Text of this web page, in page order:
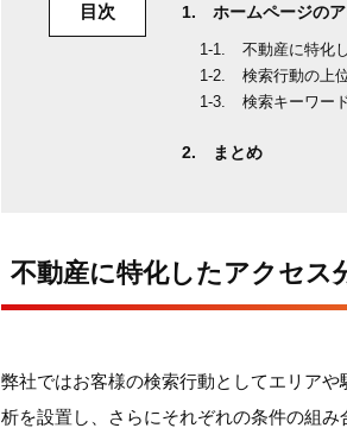
目次 ホームページの
不動産に特化
検索行動の上
検索キーワー
まとめ
不動産に特化したアクセス
弊社ではお客様の検索行動としてエリア
析を設置し、さらにそれぞれの条件の組